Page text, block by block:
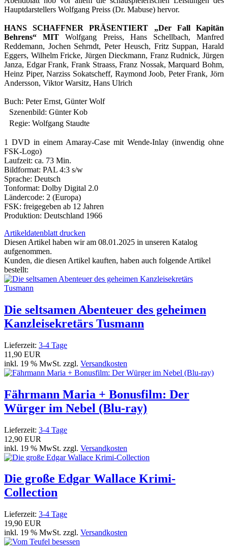
Hauptdarstellers Wolfgang Preiss (Dr. Mabuse) hervor.
HANS SCHAFFNER PRÄSENTIERT „Der Fall Kapitän
Behrens“ MIT Wolfgang Preiss, Hans Schellbach, Manfred
Reddemann, Jochen Sehrndt, Peter Heusch, Fritz Suppan, Harald
Eggers, Wilhelm Fricke, Jürgen Dieckmann, Franz Rudnick, Jürgen
Janza, Edgar Frank, Frank Straass, Franz Nossak, Marquard Bohm,
Heinz Piper, Narziss Sokatscheff, Raymond Joob, Peter Frank, Jörn
Andersson, Viktor Warsitz, Hans Ulrich
Buch: Peter Ernst, Günter Wolf
Szenenbild: Günter Kob
Regie: Wolfgang Staudte
1 DVD in einem Amaray-Case mit Wende-Inlay (inwendig ohne
FSK-Logo)
Laufzeit: ca. 73 Min.
Bildformat: PAL 4:3 s/w
Sprache: Deutsch
Tonformat: Dolby Digital 2.0
Ländercode: 2 (Europa)
FSK: freigegeben ab 12 Jahren
Produktion: Deutschland 1966
Artikeldatenblatt drucken
Diesen Artikel haben wir am 08.01.2025 in unseren Katalog
aufgenommen.
Kunden, die diesen Artikel kauften, haben auch folgende Artikel
bestellt:
Die seltsamen Abenteuer des geheimen
Kanzleisekretärs Tusmann
Lieferzeit: 3-4 Tage
11,90 EUR
inkl. 19 % MwSt. zzgl. Versandkosten
Fährmann Maria + Bonusfilm: Der
Würger im Nebel (Blu-ray)
Lieferzeit: 3-4 Tage
12,90 EUR
inkl. 19 % MwSt. zzgl. Versandkosten
Die große Edgar Wallace Krimi-
Collection
Lieferzeit: 3-4 Tage
19,90 EUR
inkl. 19 % MwSt. zzgl. Versandkosten